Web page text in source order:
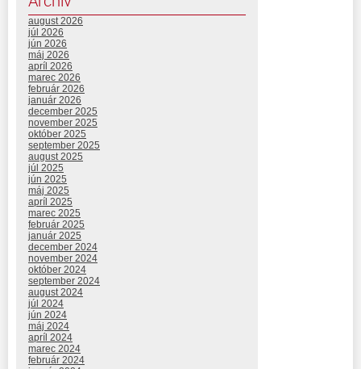
august 2026
júl 2026
jún 2026
máj 2026
apríl 2026
marec 2026
február 2026
január 2026
december 2025
november 2025
október 2025
september 2025
august 2025
júl 2025
jún 2025
máj 2025
apríl 2025
marec 2025
február 2025
január 2025
december 2024
november 2024
október 2024
september 2024
august 2024
júl 2024
jún 2024
máj 2024
apríl 2024
marec 2024
február 2024